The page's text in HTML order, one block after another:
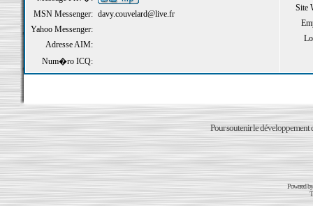
Site
MSN Messenger: davy.couvelard@live.fr
Yahoo Messenger:
Adresse AIM:
Num�ro ICQ:
Pour soutenir le développement
Powered